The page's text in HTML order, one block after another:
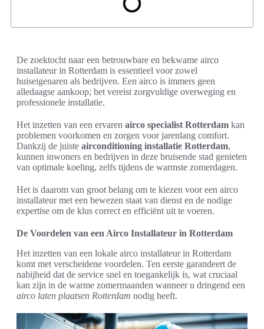
De zoektocht naar een betrouwbare en bekwame airco
installateur in Rotterdam is essentieel voor zowel
huiseigenaren als bedrijven. Een airco is immers geen
alledaagse aankoop; het vereist zorgvuldige overweging en
professionele installatie.
Het inzetten van een ervaren airco specialist Rotterdam kan
problemen voorkomen en zorgen voor jarenlang comfort.
Dankzij de juiste airconditioning installatie Rotterdam,
kunnen inwoners en bedrijven in deze bruisende stad genieten
van optimale koeling, zelfs tijdens de warmste zomerdagen.
Het is daarom van groot belang om te kiezen voor een airco
installateur met een bewezen staat van dienst en de nodige
expertise om de klus correct en efficiënt uit te voeren.
De Voordelen van een Airco Installateur in Rotterdam
Het inzetten van een lokale airco installateur in Rotterdam
komt met verscheidene voordelen. Ten eerste garandeert de
nabijheid dat de service snel en toegankelijk is, wat cruciaal
kan zijn in de warme zomermaanden wanneer u dringend een
airco laten plaatsen Rotterdam nodig heeft.